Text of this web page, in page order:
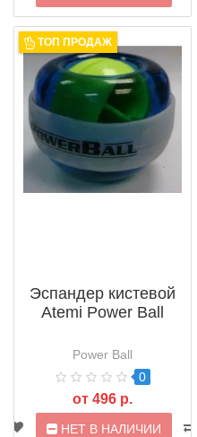
ТОП ПРОДАЖ
Эспандер кистевой
Atemi Power Ball
Power Ball
0
от 496 р.
НЕТ В НАЛИЧИИ